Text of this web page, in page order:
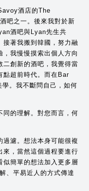
酒店的The
吧之一。後來我對於新
酒吧與Lyan先生共
接著我搬到韓國，努力融
，我慢慢摸索出個人方向
二創新的酒吧，我覺得當
點超前時代。而在Bar
。我不斷問自己，如何
同的理解。對您而言，何
濾。想法本身可能很複
來，當然這個過程要進行
似簡單的想法加入更多層
、平易近人的方式傳達